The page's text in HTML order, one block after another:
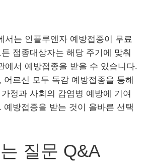
서는 인플루엔자 예방접종이 무료
접종대상자는 해당 주기에 맞춰
에서 예방접종을 받을 수 있습니다.
어르신 모두 독감 예방접종을 통해
정과 사회의 감염병 예방에 기여
예방접종을 받는 것이 올바른 선택
질문 Q&A